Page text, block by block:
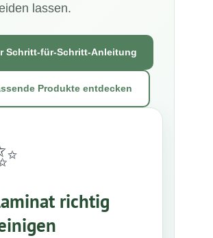
lassen.
Schritt-für-Schritt-Anleitung
Produkte entdecken
richtig